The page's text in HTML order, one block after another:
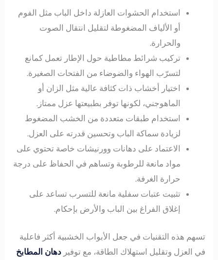
استخدام الحشوات العازلة داخل الباب مثل الفوم
أو الألياف المضغوطة لتقليل انتقال الصوت
والحرارة.
تركيب شرائط مطاطية حول الإطار تعمل كمانع
لتسرّب الهواء والضوضاء من الفتحات الصغيرة.
اختيار أخشاب ذات كثافة عالية مثل الزان أو
الماهوجني، لكونها توفر بطبيعتها عزل ممتاز.
استخدام طبقات متعددة من الخشب المضغوط
لزيادة سماكة الباب وتحسين قدرته على العزل.
الاعتماد على دهانات وورنيشات خاصة تحتوي على
مواد مانعة للرطوبة وتساهم في الحفاظ على درجة
حرارة الغرفة.
تثبيت عتبات سفلية مانعة للتسرب تساعد على
إغلاق الفراغ بين الباب والأرض بإحكام.
تسهم هذه التقنيات في جعل الأبواب الخشبية أكثر فاعلية
في العزل وتقليل استهلاك الطاقة، مع توفيردهان المطابخ